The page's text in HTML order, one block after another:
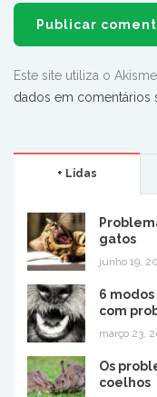
Este site utiliza o
dados em comentários
+ Lidas
gatos
junho 19,
6
com
março 23,
Os
coelhos